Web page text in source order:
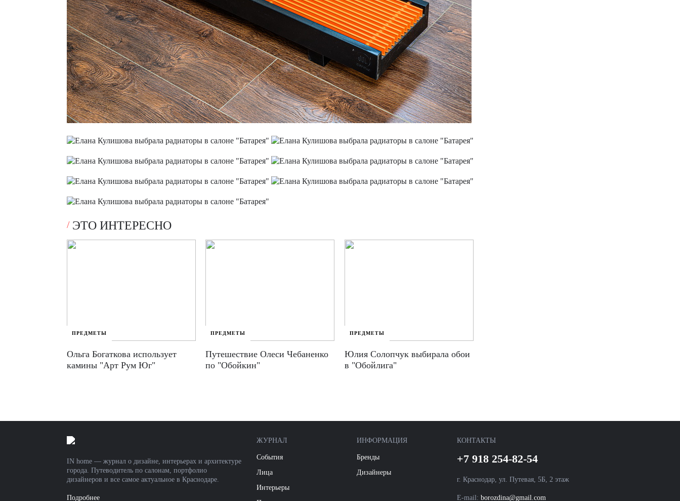
ЭТО ИНТЕРЕСНО
ПРЕДМЕТЫ
Ольга Богаткова использует
камины "Арт Рум Юг"
ПРЕДМЕТЫ
Путешествие Олеси Чебаненко
по "Обойкин"
ПРЕДМЕТЫ
Юлия Солопчук выбирала обои
в "Обойлига"
IN home — журнал о дизайне, интерьерах и архитектуре
города. Путеводитель по салонам, портфолио
дизайнеров и все самое актуальное в Краснодаре.
Подробнее
ЖУРНАЛ
События
Лица
Интерьеры
ИНФОРМАЦИЯ
Бренды
Дизайнеры
КОНТАКТЫ
+7 918 254-82-54
г. Краснодар, ул. Путевая, 5Б, 2 этаж
E-mail:borozdina@gmail.com